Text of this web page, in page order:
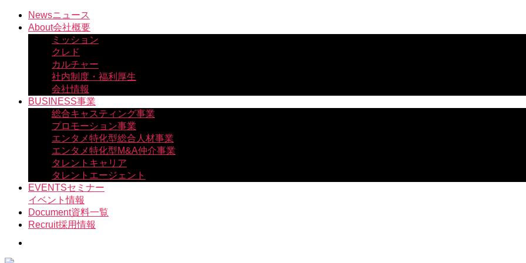
Newsニュース
About会社概要
ミッション
クレド
カルチャー
社内制度・福利厚生
会社情報
BUSINESS事業
総合キャスティング事業
プロモーション事業
エンタメ特化型総合人材事業
エンタメ特化型M&A仲介事業
タレントキャリア
タレントエージェント
EVENTSセミナー
イベント情報
Document資料一覧
Recruit採用情報